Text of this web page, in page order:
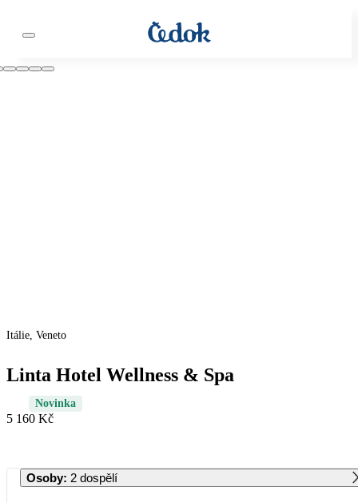
Itálie, Veneto
Linta Hotel Wellness & Spa
Novinka
5 160 Kč
Osoby: 2 dospělí